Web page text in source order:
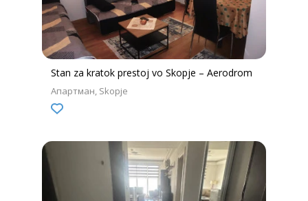
Stan za kratok prestoj vo Skopje – Aerodrom
Апартман Skopje